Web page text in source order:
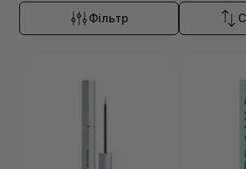
Фільтр